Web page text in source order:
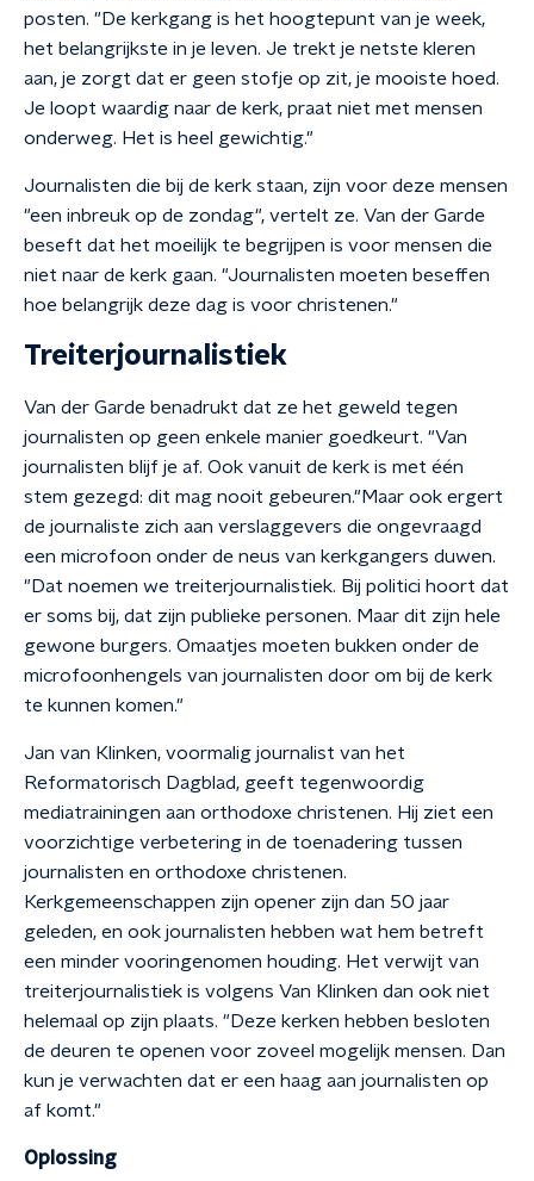
posten. "De kerkgang is het hoogtepunt van je week,
het belangrijkste in je leven. Je trekt je netste kleren
aan, je zorgt dat er geen stofje op zit, je mooiste hoed.
Je loopt waardig naar de kerk, praat niet met mensen
onderweg. Het is heel gewichtig."
Journalisten die bij de kerk staan, zijn voor deze mensen
"een inbreuk op de zondag", vertelt ze. Van der Garde
beseft dat het moeilijk te begrijpen is voor mensen die
niet naar de kerk gaan. "Journalisten moeten beseffen
hoe belangrijk deze dag is voor christenen."
Treiterjournalistiek
Van der Garde benadrukt dat ze het geweld tegen
journalisten op geen enkele manier goedkeurt. "Van
journalisten blijf je af. Ook vanuit de kerk is met één
stem gezegd: dit mag nooit gebeuren." Maar ook ergert
de journaliste zich aan verslaggevers die ongevraagd
een microfoon onder de neus van kerkgangers duwen.
"Dat noemen we treiterjournalistiek. Bij politici hoort dat
er soms bij, dat zijn publieke personen. Maar dit zijn hele
gewone burgers. Omaatjes moeten bukken onder de
microfoonhengels van journalisten door om bij de kerk
te kunnen komen."
Jan van Klinken, voormalig journalist van het
Reformatorisch Dagblad, geeft tegenwoordig
mediatrainingen aan orthodoxe christenen. Hij ziet een
voorzichtige verbetering in de toenadering tussen
journalisten en orthodoxe christenen.
Kerkgemeenschappen zijn opener zijn dan 50 jaar
geleden, en ook journalisten hebben wat hem betreft
een minder vooringenomen houding. Het verwijt van
treiterjournalistiek is volgens Van Klinken dan ook niet
helemaal op zijn plaats. "Deze kerken hebben besloten
de deuren te openen voor zoveel mogelijk mensen. Dan
kun je verwachten dat er een haag aan journalisten op
af komt."
Oplossing